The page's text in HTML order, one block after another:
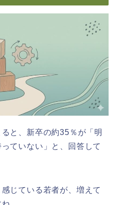
と、新卒の約35％が「明
ていない」と、回答して
じている若者が、増えて